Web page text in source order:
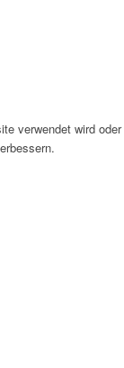
verwendet wird